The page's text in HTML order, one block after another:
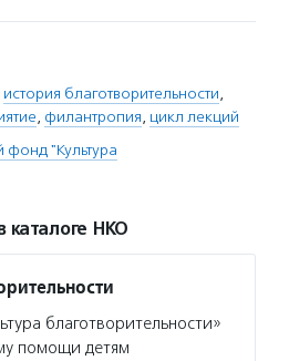
история благотворительности,
, филантропия, цикл лекций
фонд "Культура
каталоге НКО
благотворительности»
помощи детям